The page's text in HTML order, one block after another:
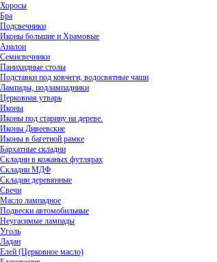
Хоросы
Бра
Подсвечники
Иконы большие и Храмовые
Аналои
Семисвечники
Панихидные столы
Подставки под ковчеги, водосвятные чаши
Лампады, подлампадники
Церковная утварь
Иконы
Иконы под старину на дереве.
Иконы Дивеевские
Иконы в багетной рамке
Бархатные складни
Складни в кожаных футлярах
Складни МДФ
Складни деревянные
Свечи
Масло лампадное
Подвески автомобильные
Неугасимые лампады
Уголь
Ладан
Елей (Церковное масло)